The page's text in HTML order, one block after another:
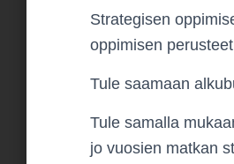
Strategisen
oppimisen
Tule saamaan
Tule samalla
jo vuosien matkan